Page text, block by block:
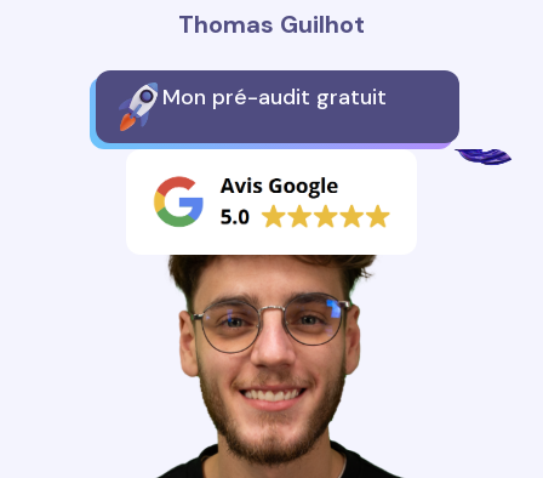
Thomas Guilhot
Mon pré-audit gratuit